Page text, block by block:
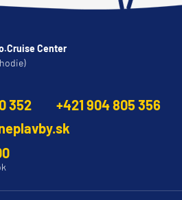
Center
352
+421 904 805 356